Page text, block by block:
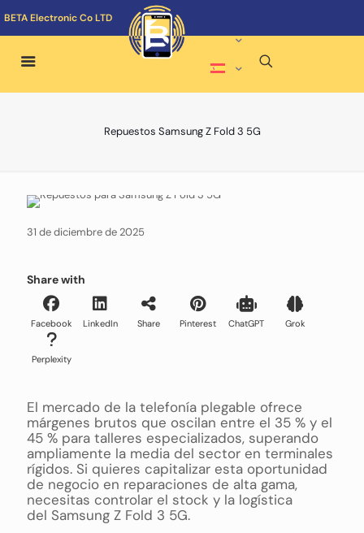
BETA Electronic Co LTD
Repuestos Samsung Z Fold 3 5G
31 de diciembre de 2025
Share with
Facebook LinkedIn Share Pinterest ChatGPT Grok
Perplexity
El mercado de la telefonía plegable ofrece
márgenes brutos que oscilan entre el 35 % y el
45 % para talleres especializados, superando
ampliamente la media del sector en terminales
rígidos. Si quieres capitalizar esta oportunidad
de negocio en reparaciones de alta gama,
necesitas controlar el stock y la logística
del Samsung Z Fold 3 5G.